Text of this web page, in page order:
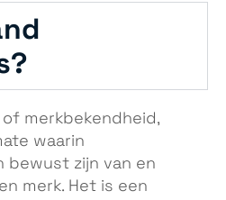
merkbekendheid,
waarin
bewust zijn van en
merk. Het is een